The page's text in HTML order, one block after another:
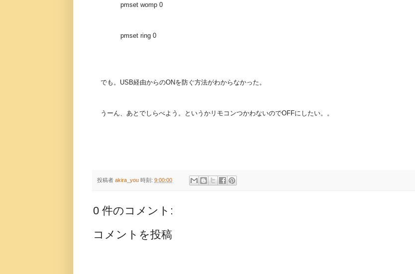
pmset womp 0
pmset ring 0
でも。USB経由からのONを防ぐ方法がわからなかった。
うーん、あとでしらべよう。というかリモコンつかわないのでOFFにしたい。。
投稿者 akira_you 時刻: 9:00:00
0 件のコメント:
コメントを投稿